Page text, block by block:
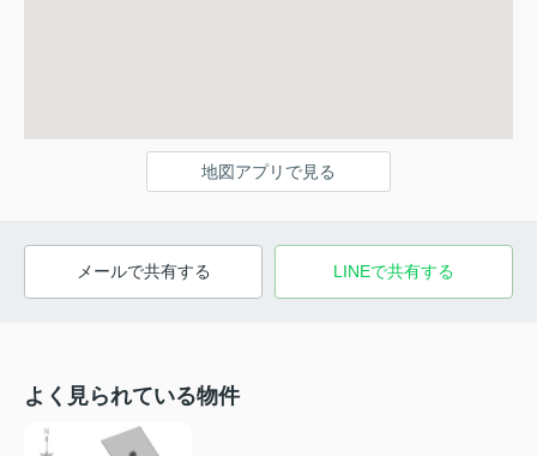
地図アプリで見る
メールで共有する LINEで共有する
よく見られている物件